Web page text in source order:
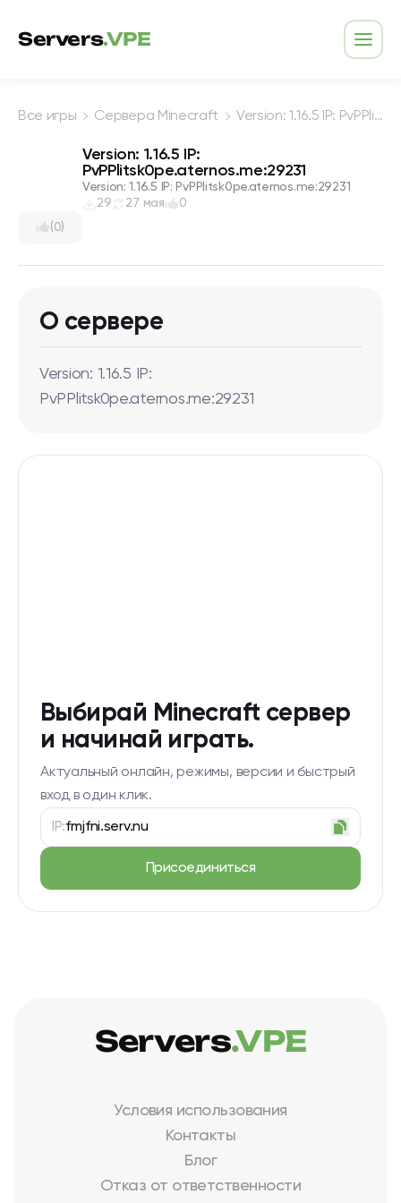
Servers.VPE
Все игры Сервера Minecraft Version: 1.16.5 IP: PvPPlitsk0pe.aternos.me:29231
(0)
Version: 1.16.5 IP:
PvPPlitsk0pe.aternos.me:29231
Version: 1.16.5 IP: PvPPlitsk0pe.aternos.me:29231
29
27 мая 0
О сервере
Version: 1.16.5 IP:
PvPPlitsk0pe.aternos.me:29231
Выбирай Minecraft сервер
и начинай играть.
Актуальный онлайн, режимы, версии и быстрый
вход в один клик.
IP:fmjfni.serv.nu
Присоединиться
Условия использования
Контакты
Блог
Отказ от ответственности
Servers.VPE